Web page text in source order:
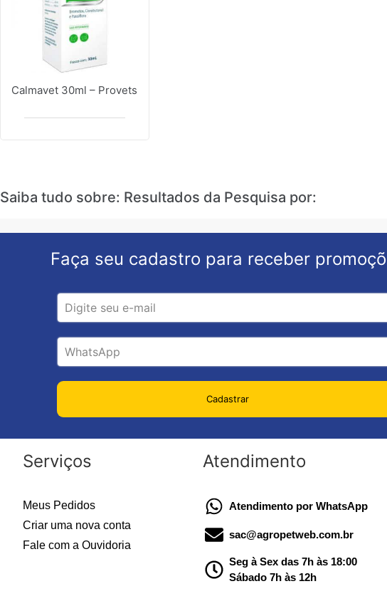
Calmavet 30ml – Provets
Saiba tudo sobre: Resultados da Pesquisa por:
Faça seu cadastro para receber
Cadastrar
Serviços
Meus Pedidos
Criar uma nova conta
Fale com a Ouvidoria
Atendimento
Atendimento por WhatsApp
sac@agropetweb.com.br
Seg à Sex das 7h às 18:00
Sábado 7h às 12h